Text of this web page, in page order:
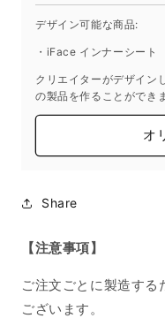
ム
ク
リ
エ
イ
タ
ズ
16:47
数
量
を
減
ム
ク
リ
エ
イ
タ
ズ
を
デザイン可能な商品:
・iFace インナーシート
クリエイターがデザイン
の製品を作ることができ
オ
Share
【注意事項】
ご注文ごとに製造す
ございます。